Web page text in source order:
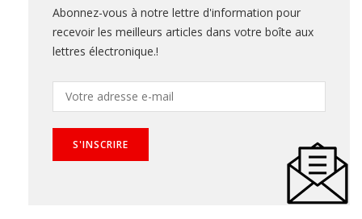
Abonnez-vous à notre lettre d'information pour
recevoir les meilleurs articles dans votre boîte aux
lettres électronique.!